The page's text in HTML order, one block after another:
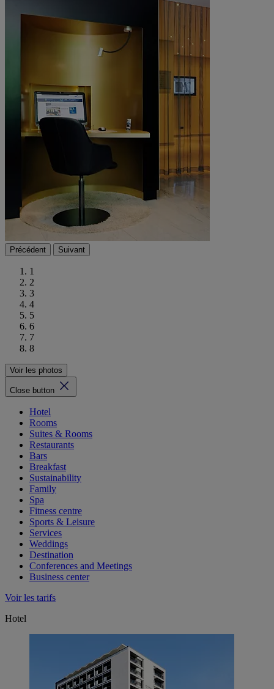
Précédent Suivant
1
2
3
4
5
6
7
8
Voir les photos
Close button
Hotel
Rooms
Suites & Rooms
Restaurants
Bars
Breakfast
Sustainability
Family
Spa
Fitness centre
Sports & Leisure
Services
Weddings
Destination
Conferences and Meetings
Business center
Voir les tarifs
Hotel